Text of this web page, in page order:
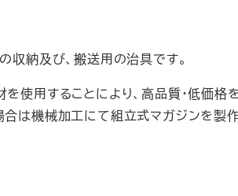
収納及び、搬送用の治具です。
使用することにより、高品質・低価格
合は機械加工にて組立式マガジンを製作